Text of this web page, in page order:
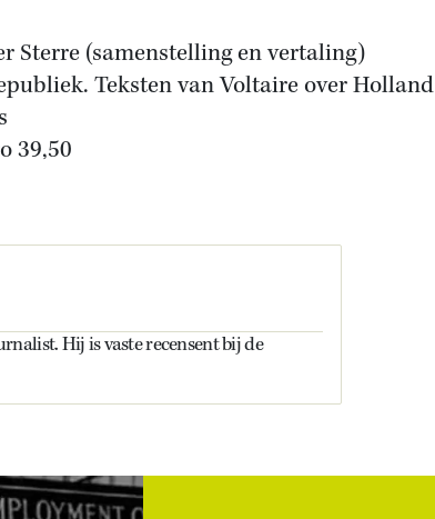
Sterre (samenstelling en vertaling)
Teksten van Voltaire over Holland
39,50
Hij is vaste recensent bij de